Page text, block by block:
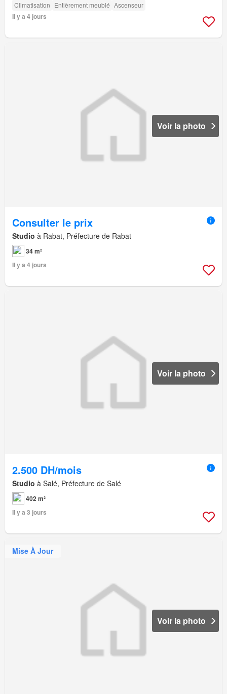
Climatisation Entièrement meublé Ascenseur
Il y a 4 jours
Voir la photo
Consulter le prix
Studio à Rabat, Préfecture de Rabat
34 m²
Il y a 4 jours
Voir la photo
2.500 DH/mois
Studio à Salé, Préfecture de Salé
402 m²
Il y a 3 jours
Mise À Jour
Voir la photo